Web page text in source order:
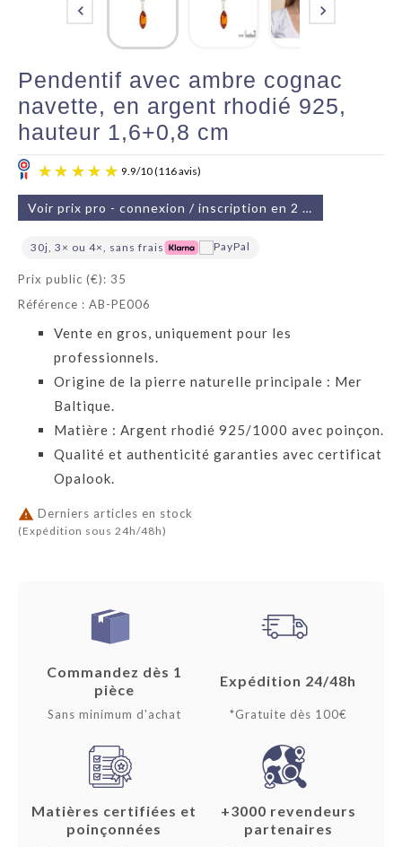
 
Pendentif avec ambre cognac
navette, en argent rhodié 925,
hauteur 1,6+0,8 cm
Voir prix pro - connexion / inscription en 2 min
30j, 3× ou 4×, sans frais
Prix public (€): 35
Référence : AB-PE006
Vente en gros, uniquement pour les
professionnels.
Origine de la pierre naturelle principale : Mer
Baltique.
Matière : Argent rhodié 925/1000 avec poinçon.
Qualité et authenticité garanties avec certificat
Opalook.
 Derniers articles en stock
(Expédition sous 24h/48h)
Commandez dès 1
pièce
Sans minimum d'achat
Expédition 24/48h
*Gratuite dès 100€
Matières certifiées et
poinçonnées
+3000 revendeurs
partenaires